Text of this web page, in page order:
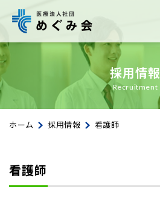
採用情報
Recruitment
ホーム 採用情報 看護師
看護師